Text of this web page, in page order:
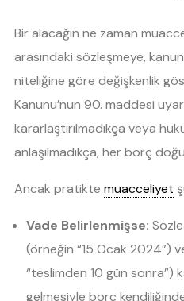
Bir alacağın ne zaman
arasındaki sözleşmeye,
niteliğine göre değişkenlik
Kanunu’nun 90. maddesi
kararlaştırılmadıkça veya
anlaşılmadıkça, her borç
Ancak pratikte muacceliyet
Vade Belirlenmişse:
(örneğin “15 Ocak 2024”)
“teslimden 10 gün sonra”)
gelmesiyle borç